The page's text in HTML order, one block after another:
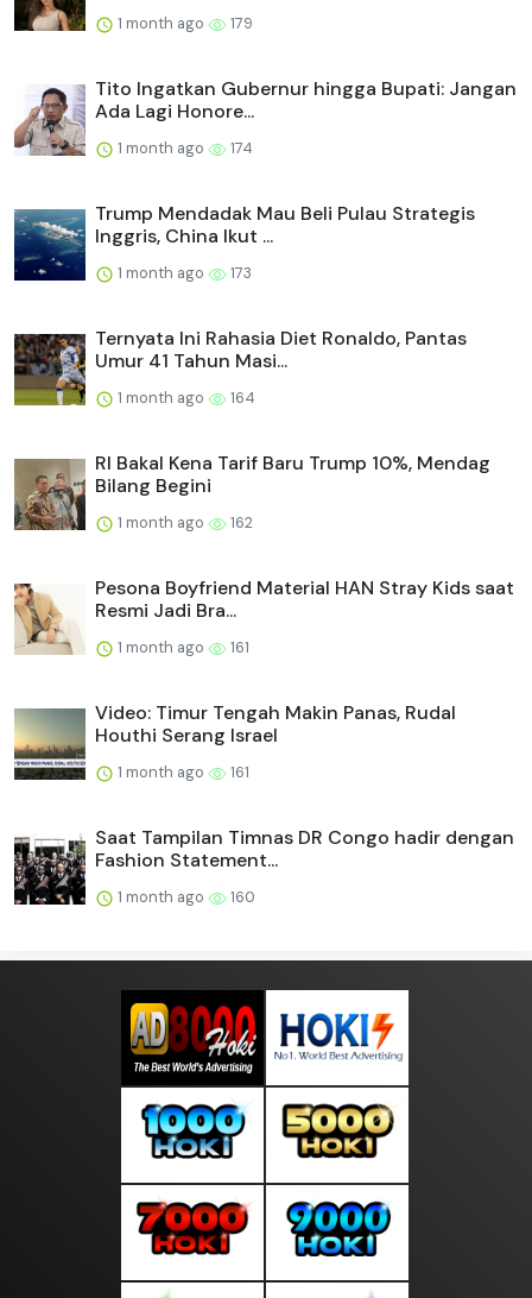
1 month ago 179
Tito Ingatkan Gubernur hingga Bupati: Jangan
Ada Lagi Honore...
1 month ago 174
Trump Mendadak Mau Beli Pulau Strategis
Inggris, China Ikut ...
1 month ago 173
Ternyata Ini Rahasia Diet Ronaldo, Pantas
Umur 41 Tahun Masi...
1 month ago 164
RI Bakal Kena Tarif Baru Trump 10%, Mendag
Bilang Begini
1 month ago 162
Pesona Boyfriend Material HAN Stray Kids saat
Resmi Jadi Bra...
1 month ago 161
Video: Timur Tengah Makin Panas, Rudal
Houthi Serang Israel
1 month ago 161
Saat Tampilan Timnas DR Congo hadir dengan
Fashion Statement...
1 month ago 160